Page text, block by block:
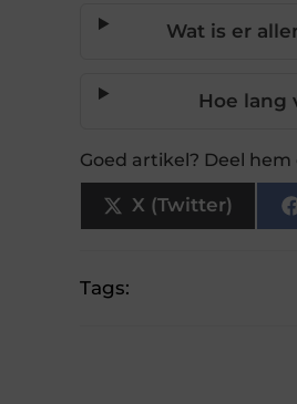
Wat is er
Hoe lang
Goed artikel? Deel hem
X (Twitter)
Tags: